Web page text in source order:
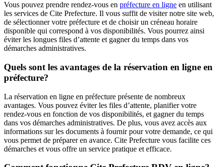
Vous pouvez prendre rendez-vous en préfecture en ligne en utilisant
les services de Cite Prefecture. Il vous suffit de visiter notre site web,
de sélectionner votre préfecture et de choisir un créneau horaire
disponible qui correspond à vos disponibilités. Vous pourrez ainsi
éviter les longues files d’attente et gagner du temps dans vos
démarches administratives.
Quels sont les avantages de la réservation en ligne en
préfecture?
La réservation en ligne en préfecture présente de nombreux
avantages. Vous pouvez éviter les files d’attente, planifier votre
rendez-vous en fonction de vos disponibilités, et gagner du temps
dans vos démarches administratives. De plus, vous avez accès aux
informations sur les documents à fournir pour votre demande, ce qui
vous permet de préparer en avance. Cite Prefecture vous facilite ces
démarches et vous offre un service pratique et efficace.